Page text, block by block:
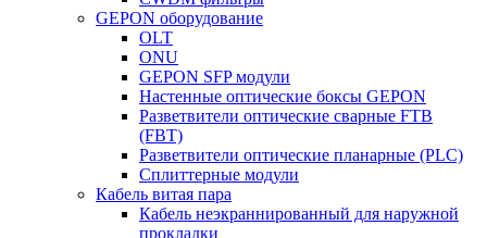
GEPON оборудование
OLT
ONU
GEPON SFP модули
Настенные оптические боксы GEPON
Разветвители оптические сварные FTB
(FBT)
Разветвители оптические планарные (PLC)
Сплиттерные модули
Кабель витая пара
Кабель неэкраннированный для наружной
прокладки